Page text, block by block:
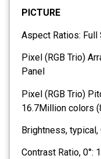
PICTURE
Aspect Ratios: Full
Pixel (RGB Trio)
Panel
Pixel (RGB Trio)
16.7Million colors
Brightness, typical,
Contrast Ratio, 0°: